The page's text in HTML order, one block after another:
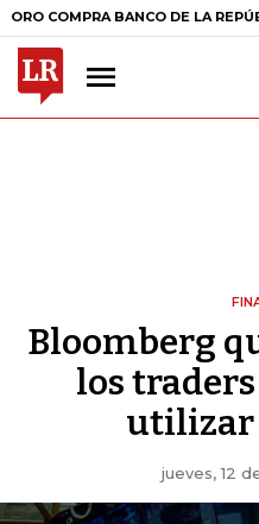
BANCO DE LA REPÚBLICA
Bloomberg
los
utilizar
jueves, 12